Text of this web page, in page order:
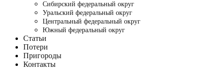
Сибирский федеральный округ
Уральский федеральный округ
Центральный федеральный округ
Южный федеральный округ
Статьи
Потери
Пригороды
Контакты